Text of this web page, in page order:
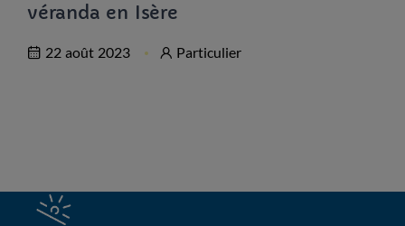
véranda en Isère
22 août 2023 Particulier